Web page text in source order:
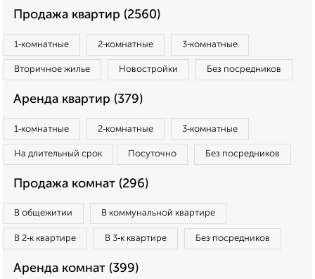
Продажа квартир (2560)
1‑комнатные 2‑комнатные 3‑комнатные
Вторичное жилье Новостройки Без посредников
Аренда квартир (379)
1‑комнатные 2‑комнатные 3‑комнатные
На длительный срок Посуточно Без посредников
Продажа комнат (296)
В общежитии В коммунальной квартире
В 2‑к квартире В 3‑к квартире Без посредников
Аренда комнат (399)